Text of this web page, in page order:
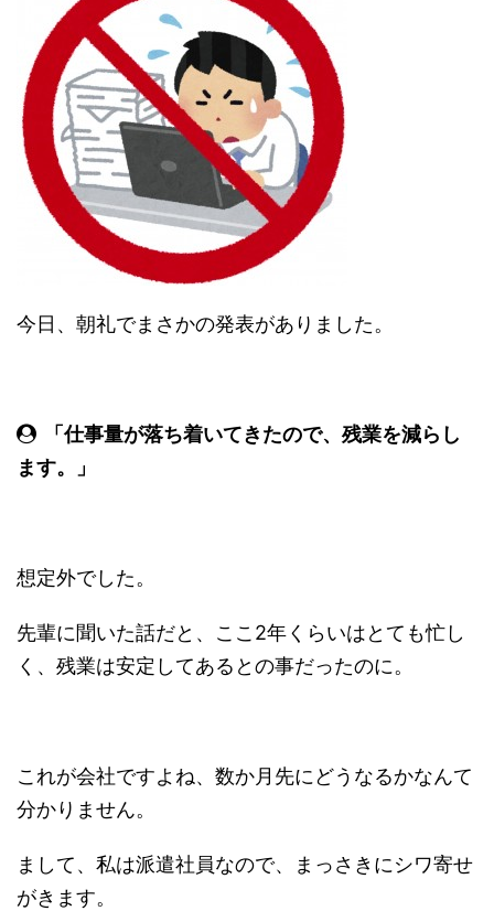
今日、朝礼でまさかの発表がありました。
「仕事量が落ち着いてきたので、残業を減らし
ます。」
想定外でした。
先輩に聞いた話だと、ここ2年くらいはとても忙し
く、残業は安定してあるとの事だったのに。
これが会社ですよね、数か月先にどうなるかなんて
分かりません。
まして、私は派遣社員なので、まっさきにシワ寄せ
がきます。